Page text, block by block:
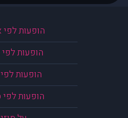
הופעות לפי
הופעות לפי
הופעות
הופעות לפי